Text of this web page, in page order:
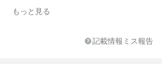
水、ナイアシンアミド、グリセレス-26、ペ
ーツエキス、タンジェリンエキス、ライム
もっと見る
記載情報ミス報告